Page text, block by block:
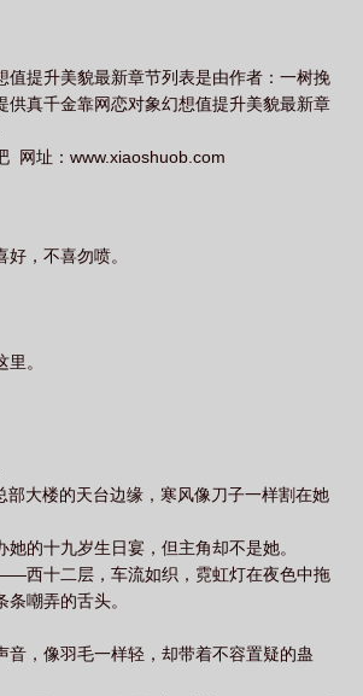
值提升美貌最新章节列表是由作者：一树挽
供真千金靠网恋对象幻想值提升美貌最新章
网址：www.xiaoshuob.com
好，不喜勿喷。
。
部大楼的天台边缘，寒风像刀子一样割在她
的十九岁生日宴，但主角却不是她。
西十二层，车流如织，霓虹灯在夜色中拖
嘲弄的舌头。
音，像羽毛一样轻，却带着不容置疑的蛊